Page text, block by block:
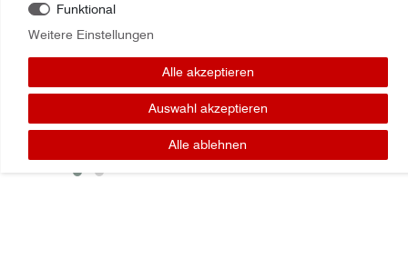
Zuletzt angesehene Artikel:
Lager Bearing Case 387284A1
Funktional
Weitere Einstellungen
Alle akzeptieren
Auswahl akzeptieren
Alle ablehnen